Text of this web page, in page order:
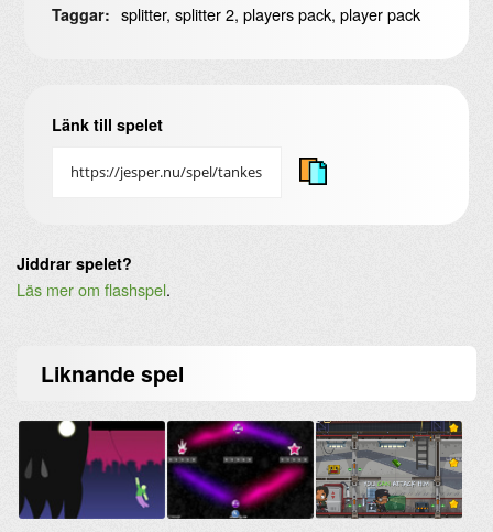
Taggar: splitter, splitter 2, players pack, player pack
Länk till spelet
Jiddrar spelet?
Läs mer om flashspel.
Liknandespel